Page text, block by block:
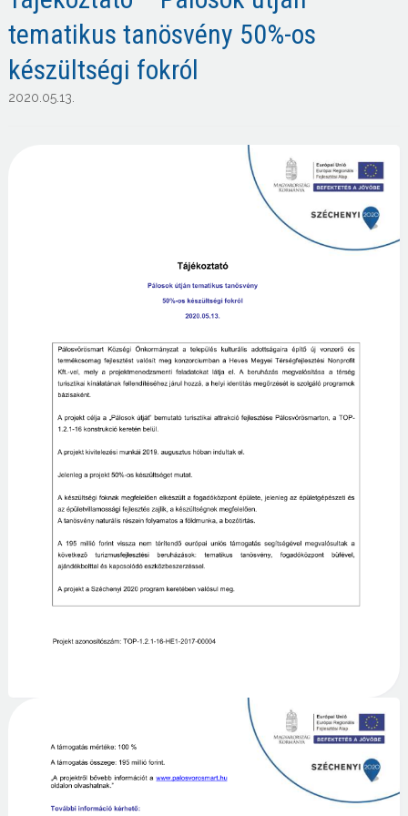
tematikus tanösvény 50%-os
készültségi fokról
2020.05.13.